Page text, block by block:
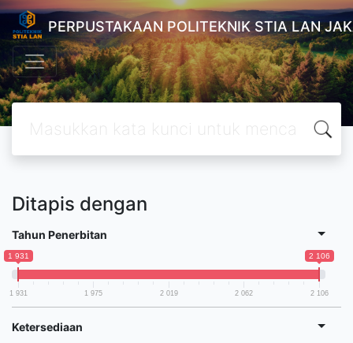
PERPUSTAKAAN POLITEKNIK STIA LAN
Ditapis dengan
Tahun Penerbitan
1 931 2 106
1 931 1 975 2 019 2 062 2 106
Ketersediaan